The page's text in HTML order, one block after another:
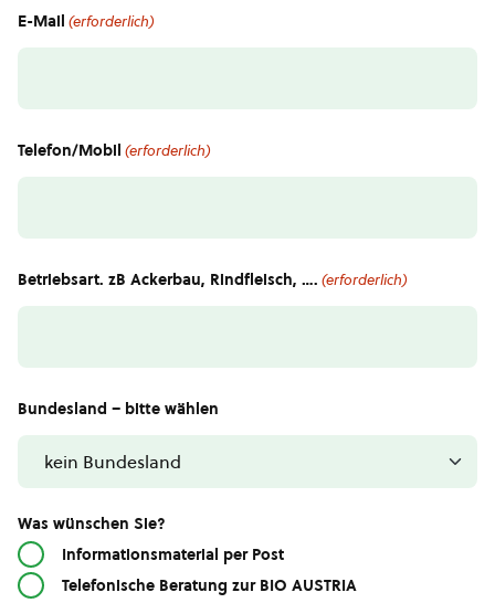
E-Mail (erforderlich)
Telefon/Mobil (erforderlich)
Betriebsart. zB Ackerbau, Rindfleisch, …. (erforderlich)
Bundesland – bitte wählen
Was wünschen Sie?
Informationsmaterial per Post
Telefonische Beratung zur BIO AUSTRIA